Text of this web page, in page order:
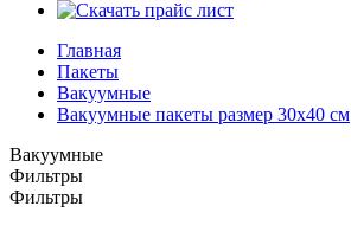
Главная
Пакеты
Вакуумные
Вакуумные пакеты размер 30x40 см
Вакуумные
Фильтры
Фильтры